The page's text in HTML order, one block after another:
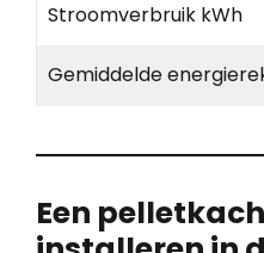
Stroomverbruik kWh
Gemiddelde
Een